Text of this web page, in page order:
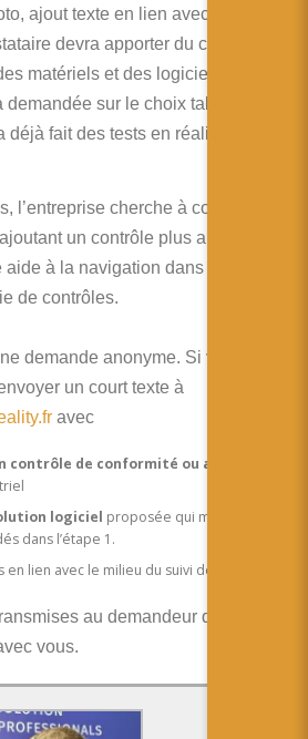
ajout texte en lien avec la
devra apporter du conseil
matériels et des logiciels. Une
sur le choix tablette vs.
déjà fait des tests en réalité
l’entreprise cherche à compléter
un contrôle plus automatisé
à la navigation dans le chantier
de contrôles.
demande anonyme. Si vous êtes
un court texte à
avec
contrôle de conformité ou approchant
logiciel proposée qui montre les
dans l’étape 1.
lien avec le milieu du suivi de chantier.
au demandeur qui prendra
vous.